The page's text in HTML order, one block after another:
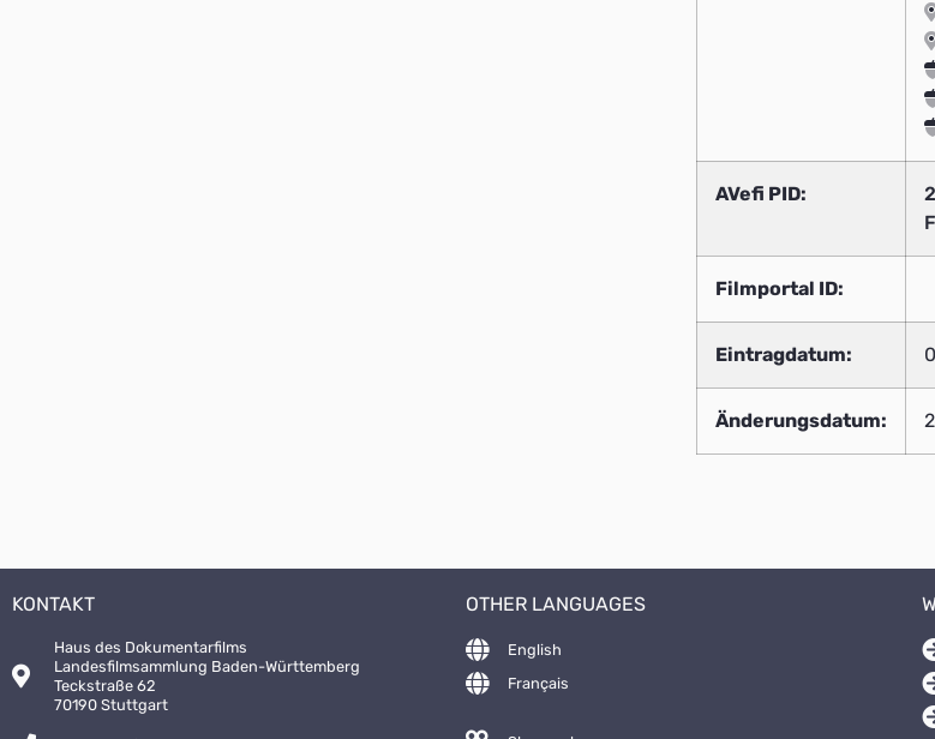
AVefi PID:
Filmportal ID:
Eintragdatum:
Änderungsdatum:
KONTAKT
Haus des Dokumentarfilms
Landesfilmsammlung Baden-Württemberg
Teckstraße 62
70190 Stuttgart
OTHER LANGUAGES
English
Français